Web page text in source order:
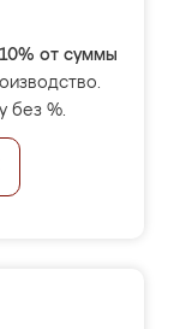
10% от суммы
без %.